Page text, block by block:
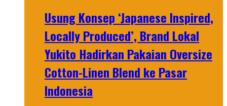
Usung Konsep ‘Japanese Inspired,
Locally Produced’, Brand Lokal
Yukito Hadirkan Pakaian Oversize
Cotton-Linen Blend ke Pasar
Indonesia